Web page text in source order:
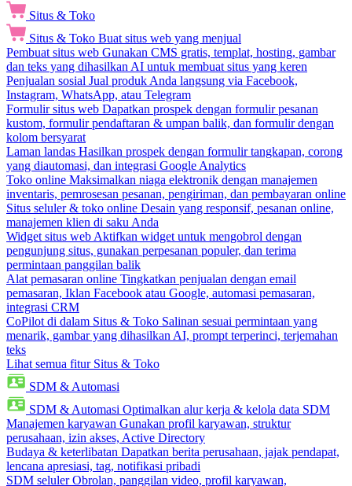
Situs & Toko
Situs & Toko Buat situs web yang menjual
Pembuat situs web Gunakan CMS gratis, templat, hosting, gambar
dan teks yang dihasilkan AI untuk membuat situs yang keren
Penjualan sosial Jual produk Anda langsung via Facebook,
Instagram, WhatsApp, atau Telegram
Formulir situs web Dapatkan prospek dengan formulir pesanan
kustom, formulir pendaftaran & umpan balik, dan formulir dengan
kolom bersyarat
Laman landas Hasilkan prospek dengan formulir tangkapan, corong
yang diautomasi, dan integrasi Google Analytics
Toko online Maksimalkan niaga elektronik dengan manajemen
inventaris, pemrosesan pesanan, pengiriman, dan pembayaran online
Situs seluler & toko online Desain yang responsif, pesanan online,
manajemen klien di saku Anda
Widget situs web Aktifkan widget untuk mengobrol dengan
pengunjung situs, gunakan perpesanan populer, dan terima
permintaan panggilan balik
Alat pemasaran online Tingkatkan penjualan dengan email
pemasaran, Iklan Facebook atau Google, automasi pemasaran,
integrasi CRM
CoPilot di dalam Situs & Toko Salinan sesuai permintaan yang
menarik, gambar yang dihasilkan AI, prompt terperinci, terjemahan
teks
Lihat semua fitur Situs & Toko
SDM & Automasi
SDM & Automasi Optimalkan alur kerja & kelola data SDM
Manajemen karyawan Gunakan profil karyawan, struktur
perusahaan, izin akses, Active Directory
Budaya & keterlibatan Dapatkan berita perusahaan, jajak pendapat,
lencana apresiasi, tag, notifikasi pribadi
SDM seluler Obrolan, panggilan video, profil karyawan,